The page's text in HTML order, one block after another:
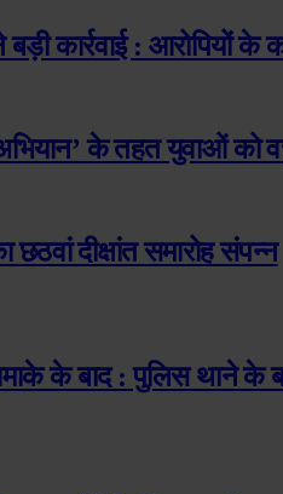
: आरोपियों के
के तहत युवाओं को
दीक्षांत समारोह संपन्न
के बाद : पुलिस थाने